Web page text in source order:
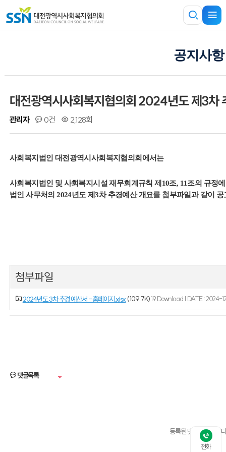
전화
공지사항
대전광역시사회복지협의회 2024년도 제3차
관리자 0건 2,128회
사회복지법인 대전광역시사회복지협의회에서는
사회복지법인 및 사회복지시설 재무회계규칙 제10조, 11조의 규정
법인 사무처의 2024년도 제3차 추경예산 개요를 첨부파일과 같이
첨부파일
2024년도 3차 추경 예산서 - 홈페이지.xlsx (109.7K)19 Download | DATE : 2024-
댓글목록
등록된 댓글이 없습니